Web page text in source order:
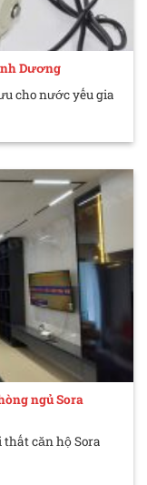
Dương
cho nước yếu gia
ngủ Sora
căn hộ Sora